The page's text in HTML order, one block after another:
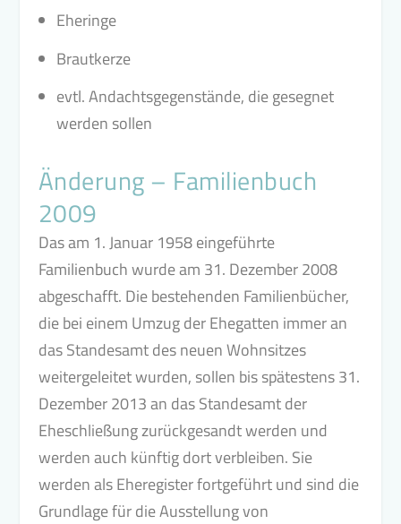
Eheringe
Brautkerze
evtl. Andachtsgegenstände, die gesegnet
werden sollen
Änderung – Familienbuch
2009
Das am 1. Januar 1958 eingeführte
Familienbuch wurde am 31. Dezember 2008
abgeschafft. Die bestehenden Familienbücher,
die bei einem Umzug der Ehegatten immer an
das Standesamt des neuen Wohnsitzes
weitergeleitet wurden, sollen bis spätestens 31.
Dezember 2013 an das Standesamt der
Eheschließung zurückgesandt werden und
werden auch künftig dort verbleiben. Sie
werden als Eheregister fortgeführt und sind die
Grundlage für die Ausstellung von